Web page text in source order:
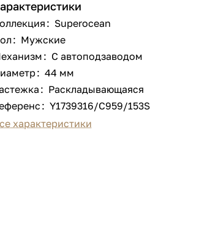
: Superocean
: Мужские
: С автоподзаводом
: 44 мм
: Раскладывающаяся
: Y1739316/C959/153S
характеристики